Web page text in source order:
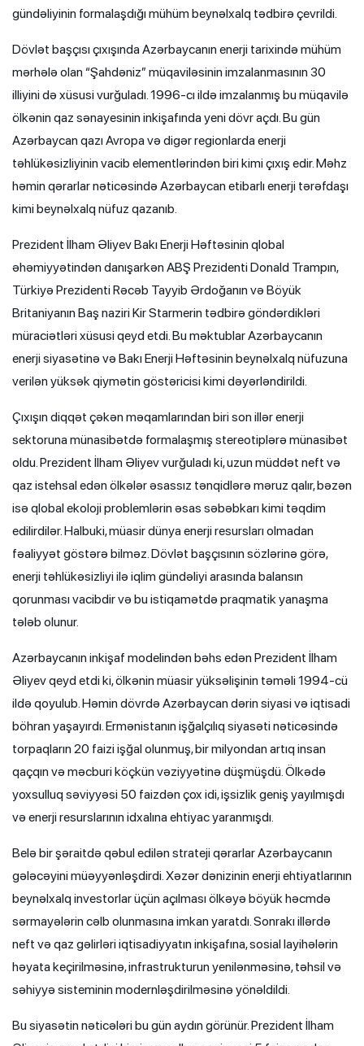
gündəliyinin formalaşdığı mühüm beynəlxalq tədbirə çevrildi.
Dövlət başçısı çıxışında Azərbaycanın enerji tarixində mühüm
mərhələ olan “Şahdəniz” müqaviləsinin imzalanmasının 30
illiyini də xüsusi vurğuladı. 1996-cı ildə imzalanmış bu müqavilə
ölkənin qaz sənayesinin inkişafında yeni dövr açdı. Bu gün
Azərbaycan qazı Avropa və digər regionlarda enerji
təhlükəsizliyinin vacib elementlərindən biri kimi çıxış edir. Məhz
həmin qərarlar nəticəsində Azərbaycan etibarlı enerji tərəfdaşı
kimi beynəlxalq nüfuz qazanıb.
Prezident İlham Əliyev Bakı Enerji Həftəsinin qlobal
əhəmiyyətindən danışarkən ABŞ Prezidenti Donald Trampın,
Türkiyə Prezidenti Rəcəb Tayyib Ərdoğanın və Böyük
Britaniyanın Baş naziri Kir Starmerin tədbirə göndərdikləri
müraciətləri xüsusi qeyd etdi. Bu məktublar Azərbaycanın
enerji siyasətinə və Bakı Enerji Həftəsinin beynəlxalq nüfuzuna
verilən yüksək qiymətin göstəricisi kimi dəyərləndirildi.
Çıxışın diqqət çəkən məqamlarından biri son illər enerji
sektoruna münasibətdə formalaşmış stereotiplərə münasibət
oldu. Prezident İlham Əliyev vurğuladı ki, uzun müddət neft və
qaz istehsal edən ölkələr əsassız tənqidlərə məruz qalır, bəzən
isə qlobal ekoloji problemlərin əsas səbəbkarı kimi təqdim
edilirdilər. Halbuki, müasir dünya enerji resursları olmadan
fəaliyyət göstərə bilməz. Dövlət başçısının sözlərinə görə,
enerji təhlükəsizliyi ilə iqlim gündəliyi arasında balansın
qorunması vacibdir və bu istiqamətdə praqmatik yanaşma
tələb olunur.
Azərbaycanın inkişaf modelindən bəhs edən Prezident İlham
Əliyev qeyd etdi ki, ölkənin müasir yüksəlişinin təməli 1994-cü
ildə qoyulub. Həmin dövrdə Azərbaycan dərin siyasi və iqtisadi
böhran yaşayırdı. Ermənistanın işğalçılıq siyasəti nəticəsində
torpaqların 20 faizi işğal olunmuş, bir milyondan artıq insan
qaçqın və məcburi köçkün vəziyyətinə düşmüşdü. Ölkədə
yoxsulluq səviyyəsi 50 faizdən çox idi, işsizlik geniş yayılmışdı
və enerji resurslarının idxalına ehtiyac yaranmışdı.
Belə bir şəraitdə qəbul edilən strateji qərarlar Azərbaycanın
gələcəyini müəyyənləşdirdi. Xəzər dənizinin enerji ehtiyatlarının
beynəlxalq investorlar üçün açılması ölkəyə böyük həcmdə
sərmayələrin cəlb olunmasına imkan yaratdı. Sonrakı illərdə
neft və qaz gəlirləri iqtisadiyyatın inkişafına, sosial layihələrin
həyata keçirilməsinə, infrastrukturun yenilənməsinə, təhsil və
səhiyyə sisteminin modernləşdirilməsinə yönəldildi.
Bu siyasətin nəticələri bu gün aydın görünür. Prezident İlham